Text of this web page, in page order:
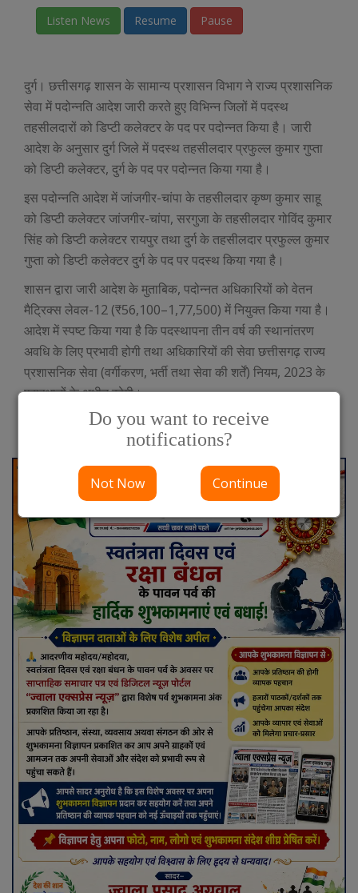
Listen News Resume Pause
दुर्ग। छत्तीसगढ़ शासन के सामान्य प्रशासन विभाग ने राज्य प्रशासनिक
सेवा में पदोन्नति आदेश जारी करते हुए विभिन्न जिलों में पदस्थ
तहसीलदारों को डिप्टी कलेक्टर के पद पर पदोन्नत किया है। जारी
आदेश के अनुसार दुर्ग जिले में पदस्थ तहसीलदार प्रफुल्ल कुमार गुप्ता
को डिप्टी कलेक्टर, दुर्ग के पद पर पदोन्नत किया गया है।
इस पदोन्नति आदेश में जांजगीर-चांपा के तहसीलदार कृष्ण कुमार साहू
को डिप्टी कलेक्टर जांजगीर-चांपा, सरगुजा के तहसीलदार गोविंद कुमार
सिंह को डिप्टी कलेक्टर रायपुर तथा दुर्ग के तहसीलदार प्रफुल्ल कुमार
गुप्ता को डिप्टी कलेक्टर दुर्ग के पद पर पदस्थ किया गया है।
शासन द्वारा जारी आदेश के मुताबिक, पदोन्नत अधिकारियों को वेतन
मैट्रिक्स लेवल-12 (₹56,100–1,77,500) में नियुक्त किया गया है।
आदेश में स्पष्ट किया गया है कि पदस्थापना तीन वर्ष की स्थानांतरण
अवधि के लिए प्रभावी होगी तथा अधिकारियों की सेवा छत्तीसगढ़ राज्य
प्रशासनिक सेवा (वर्गीकरण, भर्ती तथा सेवा की शर्तें) नियम, 2023 के
प्रावधानों के अधीन रहेगी।
Do you want to receive
notifications?
Not Now Continue